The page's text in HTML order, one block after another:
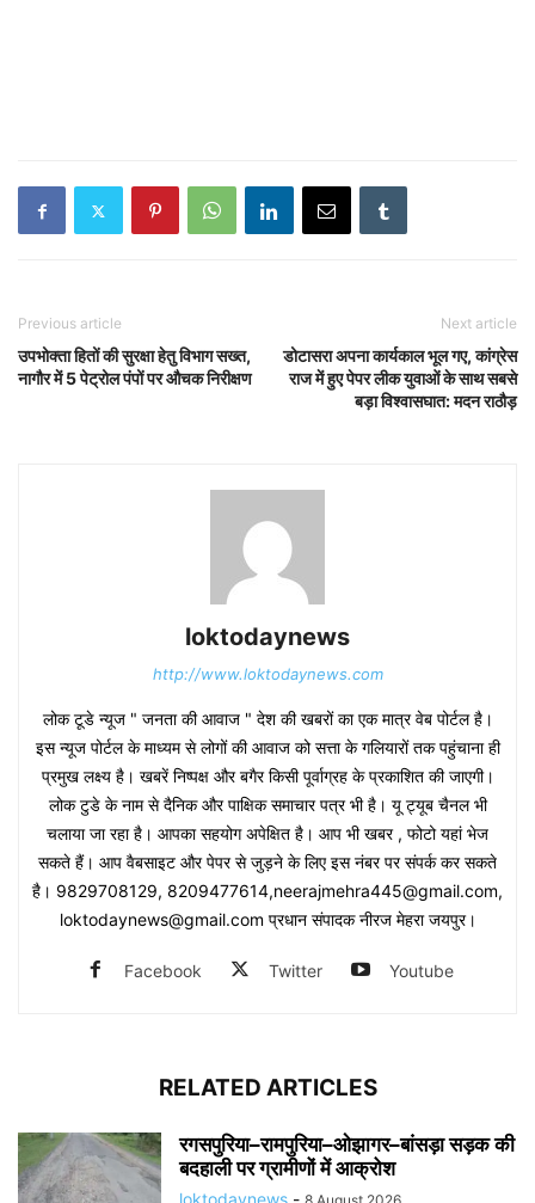
Previous article
उपभोक्ता हितों की सुरक्षा हेतु विभाग सख्त,
नागौर में 5 पेट्रोल पंपों पर औचक निरीक्षण
Next article
डोटासरा अपना कार्यकाल भूल गए, कांग्रेस
राज में हुए पेपर लीक युवाओं के साथ सबसे
बड़ा विश्वासघात: मदन राठौड़
loktodaynews
http://www.loktodaynews.com
लोक टूडे न्यूज " जनता की आवाज " देश की खबरों का एक मात्र वेब पोर्टल है।
इस न्यूज पोर्टल के माध्यम से लोगों की आवाज को सत्ता के गलियारों तक पहुंचाना ही
प्रमुख लक्ष्य है। खबरें निष्पक्ष और बगैर किसी पूर्वाग्रह के प्रकाशित की जाएगी।
लोक टुडे के नाम से दैनिक और पाक्षिक समाचार पत्र भी है। यू ट्यूब चैनल भी
चलाया जा रहा है। आपका सहयोग अपेक्षित है। आप भी खबर , फोटो यहां भेज
सकते हैं। आप वैबसाइट और पेपर से जुड़ने के लिए इस नंबर पर संपर्क कर सकते
है। 9829708129, 8209477614,neerajmehra445@gmail.com,
loktodaynews@gmail.com प्रधान संपादक नीरज मेहरा जयपुर।
Facebook Twitter Youtube
RELATED ARTICLES
रगसपुरिया–रामपुरिया–ओझागर–बांसड़ा सड़क की
बदहाली पर ग्रामीणों में आक्रोश